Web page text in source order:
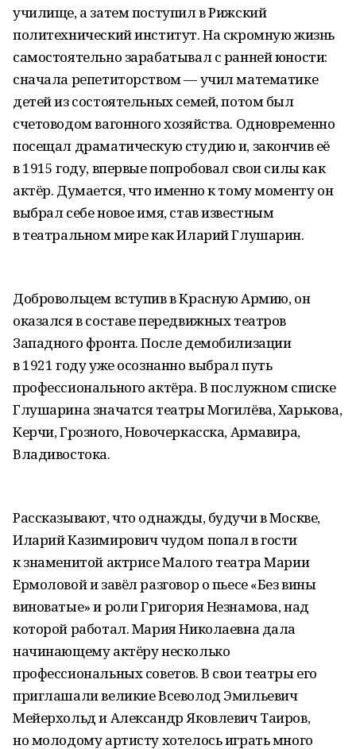
училище, а затем поступил в Рижский
политехнический институт. На скромную жизнь
самостоятельно зарабатывал с ранней юности:
сначала репетиторством — учил математике
детей из состоятельных семей, потом был
счетоводом вагонного хозяйства. Одновременно
посещал драматическую студию и, закончив её
в 1915 году, впервые попробовал свои силы как
актёр. Думается, что именно к тому моменту он
выбрал себе новое имя, став известным
в театральном мире как Иларий Глушарин.
Добровольцем вступив в Красную Армию, он
оказался в составе передвижных театров
Западного фронта. После демобилизации
в 1921 году уже осознанно выбрал путь
профессионального актёра. В послужном списке
Глушарина значатся театры Могилёва, Харькова,
Керчи, Грозного, Новочеркасска, Армавира,
Владивостока.
Рассказывают, что однажды, будучи в Москве,
Иларий Казимирович чудом попал в гости
к знаменитой актрисе Малого театра Марии
Ермоловой и завёл разговор о пьесе «Без вины
виноватые» и роли Григория Незнамова, над
которой работал. Мария Николаевна дала
начинающему актёру несколько
профессиональных советов. В свои театры его
приглашали великие Всеволод Эмильевич
Мейерхольд и Александр Яковлевич Таиров,
но молодому артисту хотелось играть много